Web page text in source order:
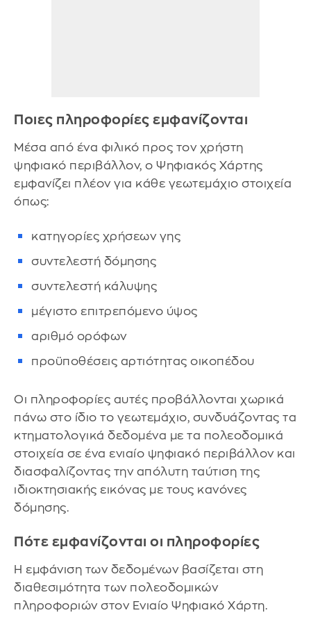
Ποιες πληροφορίες εμφανίζονται
Μέσα από ένα φιλικό προς τον χρήστη
ψηφιακό περιβάλλον, ο Ψηφιακός Χάρτης
εμφανίζει πλέον για κάθε γεωτεμάχιο στοιχεία
όπως:
κατηγορίες χρήσεων γης
συντελεστή δόμησης
συντελεστή κάλυψης
μέγιστο επιτρεπόμενο ύψος
αριθμό ορόφων
προϋποθέσεις αρτιότητας οικοπέδου
Οι πληροφορίες αυτές προβάλλονται χωρικά
πάνω στο ίδιο το γεωτεμάχιο, συνδυάζοντας τα
κτηματολογικά δεδομένα με τα πολεοδομικά
στοιχεία σε ένα ενιαίο ψηφιακό περιβάλλον και
διασφαλίζοντας την απόλυτη ταύτιση της
ιδιοκτησιακής εικόνας με τους κανόνες
δόμησης.
Πότε εμφανίζονται οι πληροφορίες
Η εμφάνιση των δεδομένων βασίζεται στη
διαθεσιμότητα των πολεοδομικών
πληροφοριών στον Ενιαίο Ψηφιακό Χάρτη.